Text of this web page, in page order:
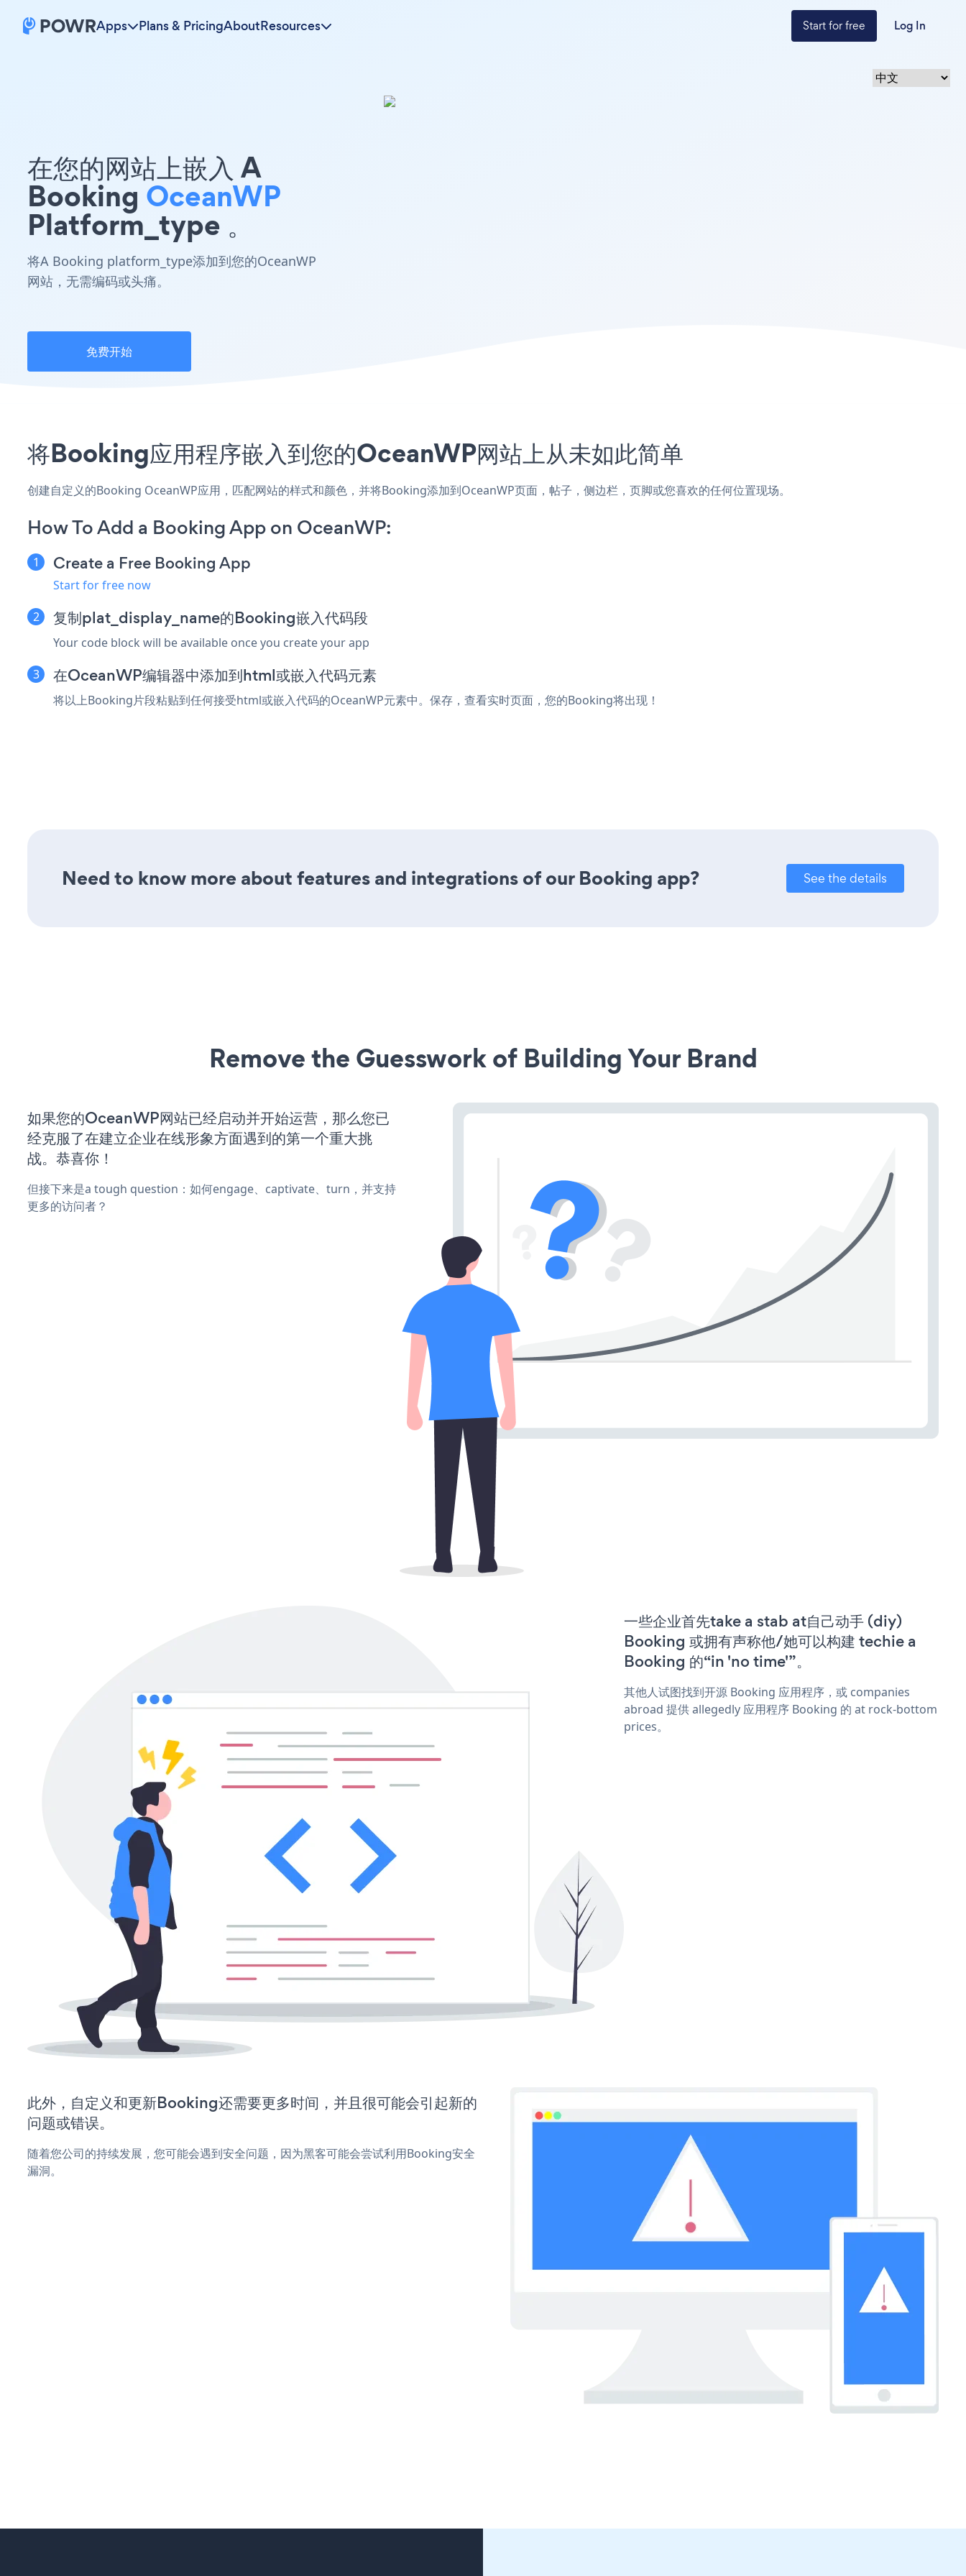
Apps Plans & PricingAboutResources Start for free Log In
在您的网站上嵌入 A
Booking OceanWP
Platform_type 。
将A Booking platform_type添加到您的OceanWP
网站，无需编码或头痛。
免费开始
将Booking应用程序嵌入到您的OceanWP网站上从未如此简单
创建自定义的Booking OceanWP应用，匹配网站的样式和颜色，并将Booking添加到OceanWP页面，帖子，侧边栏，页脚或您喜欢的任何位置现场。
How To Add a Booking App on OceanWP:
Create a Free Booking App
Start for free now
复制plat_display_name的Booking嵌入代码段
Your code block will be available once you create your app
在OceanWP编辑器中添加到html或嵌入代码元素
将以上Booking片段粘贴到任何接受html或嵌入代码的OceanWP元素中。保存，查看实时页面，您的Booking将出现！
Need to know more about features and integrations of our Booking app? See the details
Remove the Guesswork of Building Your Brand
如果您的OceanWP网站已经启动并开始运营，那么您已
经克服了在建立企业在线形象方面遇到的第一个重大挑
战。恭喜你！
但接下来是a tough question：如何engage、captivate、turn，并支持
更多的访问者？
一些企业首先take a stab at自己动手 (diy)
Booking 或拥有声称他/她可以构建 techie a
Booking 的“in 'no time'”。
其他人试图找到开源 Booking 应用程序，或 companies
abroad 提供 allegedly 应用程序 Booking 的 at rock-bottom
prices。
此外，自定义和更新Booking还需要更多时间，并且很可能会引起新的
问题或错误。
随着您公司的持续发展，您可能会遇到安全问题，因为黑客可能会尝试利用Booking安全
漏洞。